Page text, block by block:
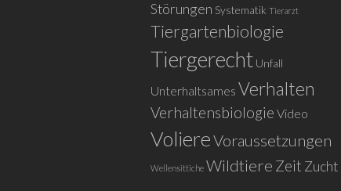
Störungen Systematik Tierarzt
Tiergartenbiologie
Tiergerecht Unfall
Unterhaltsames Verhalten
Verhaltensbiologie Video
VoliereVoraussetzungen
Wellensittiche Wildtiere Zeit Zucht